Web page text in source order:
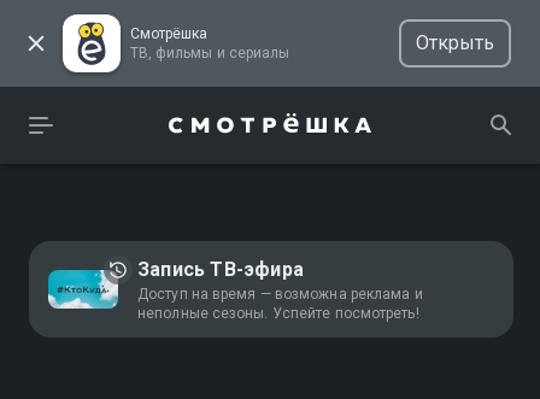
Смотрёшка
ТВ, фильмы и сериалы
Открыть
Запись ТВ-эфира
Доступ на время — возможна реклама и
неполные сезоны. Успейте посмотреть!